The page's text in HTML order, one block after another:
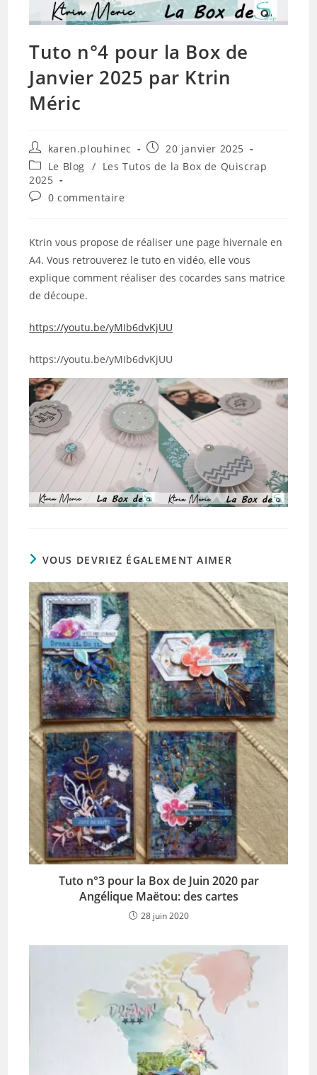
Tuto n°4 pour la Box de
Janvier 2025 par Ktrin
Méric
Auteur/autrice
de
la
publication :
karen.plouhinec
Publication
publiée :
20 janvier 2025
Post
category:
Le Blog / Les Tutos de la Box de Quiscrap
2025
Commentaires
publication :
0 commentaire
Ktrin vous propose de réaliser une page hivernale en
A4. Vous retrouverez le tuto en vidéo, elle vous
explique comment réaliser des cocardes sans matrice
de découpe.
https://youtu.be/yMIb6dvKjUU
https://youtu.be/yMIb6dvKjUU
VOUS DEVRIEZ ÉGALEMENT AIMER
Tuto n°3 pour la Box de Juin 2020 par
Angélique Maëtou: des cartes
28 juin 2020